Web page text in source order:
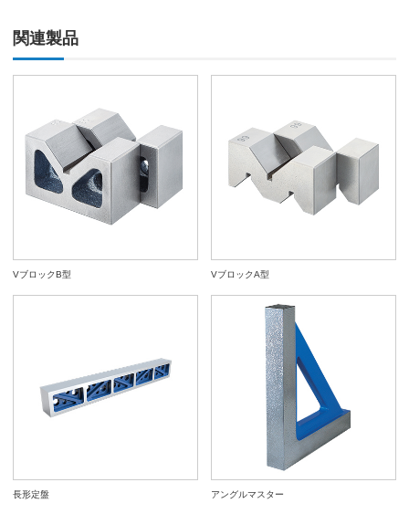
関連製品
VブロックB型 VブロックA型
長形定盤 アングルマスター